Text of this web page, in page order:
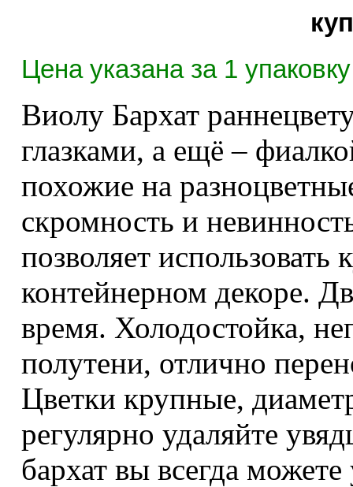
Цена указана за 1
Виолу Бархат
глазками, а ещё –
похожие на
скромность и
позволяет
контейнерном декоре.
время. Холодостойка,
полутени, отлично
Цветки крупные,
регулярно удаляйте
бархат вы всегда